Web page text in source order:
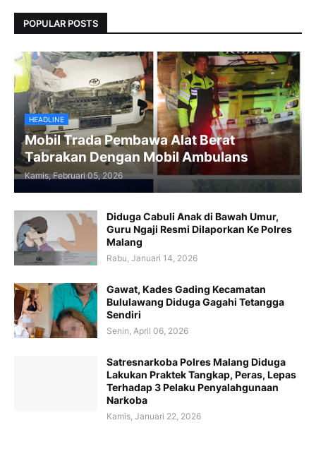
POPULAR POSTS
HEADLINE
Mobil Trada Pembawa Alat Berat
Tabrakan Dengan Mobil Ambulans
Kamis, Februari 05, 2026
Diduga Cabuli Anak di Bawah Umur,
Guru Ngaji Resmi Dilaporkan Ke Polres
Malang
Rabu, Januari 14, 2026
Gawat, Kades Gading Kecamatan
Bululawang Diduga Gagahi Tetangga
Sendiri
Senin, April 06, 2026
Satresnarkoba Polres Malang Diduga
Lakukan Praktek Tangkap, Peras, Lepas
Terhadap 3 Pelaku Penyalahgunaan
Narkoba
Kamis, Januari 22, 2026